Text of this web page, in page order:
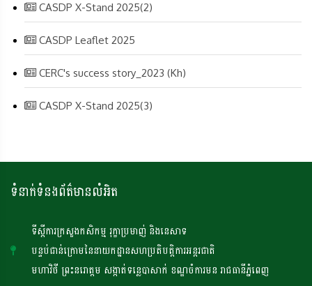
CASDP X-Stand 2025(2)
CASDP Leaflet 2025
CERC's success story_2023 (Kh)
CASDP X-Stand 2025(3)
ទំនាក់ទំនងព័ត៌មានលំអិត
ទីស្តីការក្រសួងកសិកម្ម រុក្ខាប្រមាញ់ និងនេសាទ
បន្ទប់ជាន់ក្រោមនៃនាយកដ្ឋានសហប្រតិបត្តិការអន្តរជាតិ
មហាវិថី ព្រះនរោត្តម សង្កាត់ទន្លេបាសាក់ ខណ្ឌចំការមន រាជធានីភ្នំពេញ